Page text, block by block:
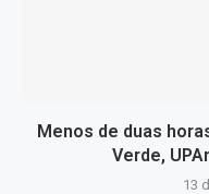
Menos de duas
Verde,
13